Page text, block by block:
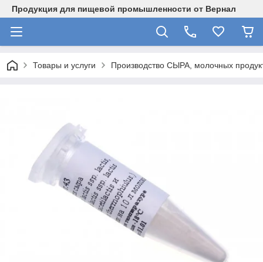
Продукция для пищевой промышленности от Вернал
Товары и услуги Производство СЫРА, молочных